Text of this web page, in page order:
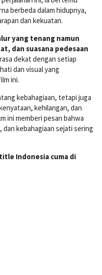
berbeda dalam hidupnya,
dan kekuatan.
yang tenang namun
dan suasana pedesaan
dekat dengan setiap
dan visual yang
ini.
kebahagiaan, tetapi juga
kehilangan, dan
ini memberi pesan bahwa
kebahagiaan sejati sering
Indonesia cuma di